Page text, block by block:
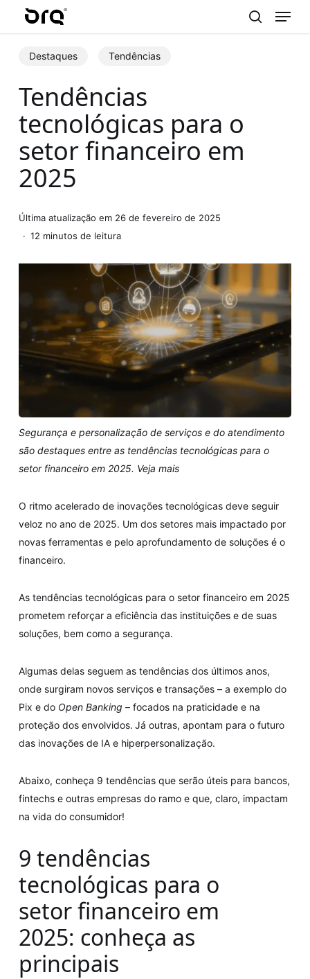
content
Menu
Destaques Tendências
Tendências
tecnológicas para o
setor financeiro em
2025
Última atualização em 26 de fevereiro de 2025
12 minutos de leitura
Segurança e personalização de serviços e do atendimento
são destaques entre as tendências tecnológicas para o
setor financeiro em 2025. Veja mais
O ritmo acelerado de inovações tecnológicas deve seguir
veloz no ano de 2025. Um dos setores mais impactado por
novas ferramentas e pelo aprofundamento de soluções é o
financeiro.
As tendências tecnológicas para o setor financeiro em 2025
prometem reforçar a eficiência das instituições e de suas
soluções, bem como a segurança.
Algumas delas seguem as tendências dos últimos anos,
onde surgiram novos serviços e transações – a exemplo do
Pix e doOpen Banking – focados na praticidade e na
proteção dos envolvidos. Já outras, apontam para o futuro
das inovações de IA e hiperpersonalização.
Abaixo, conheça 9 tendências que serão úteis para bancos,
fintechs e outras empresas do ramo e que, claro, impactam
na vida do consumidor!
9 tendências
tecnológicas para o
setor financeiro em
2025: conheça as
principais